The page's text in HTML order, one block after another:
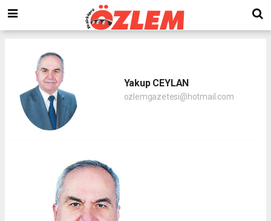
Yakup CEYLAN
ozlemgazetesi@hotmail.com